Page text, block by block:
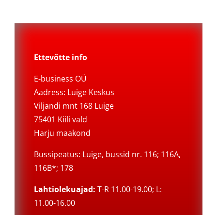
Ettevõtte info
E-business OÜ
Aadress: Luige Keskus
Viljandi mnt 168 Luige
75401 Kiili vald
Harju maakond
Bussipeatus: Luige, bussid nr. 116; 116A,
116B*; 178
Lahtiolekuajad: T-R 11.00-19.00; L:
11.00-16.00